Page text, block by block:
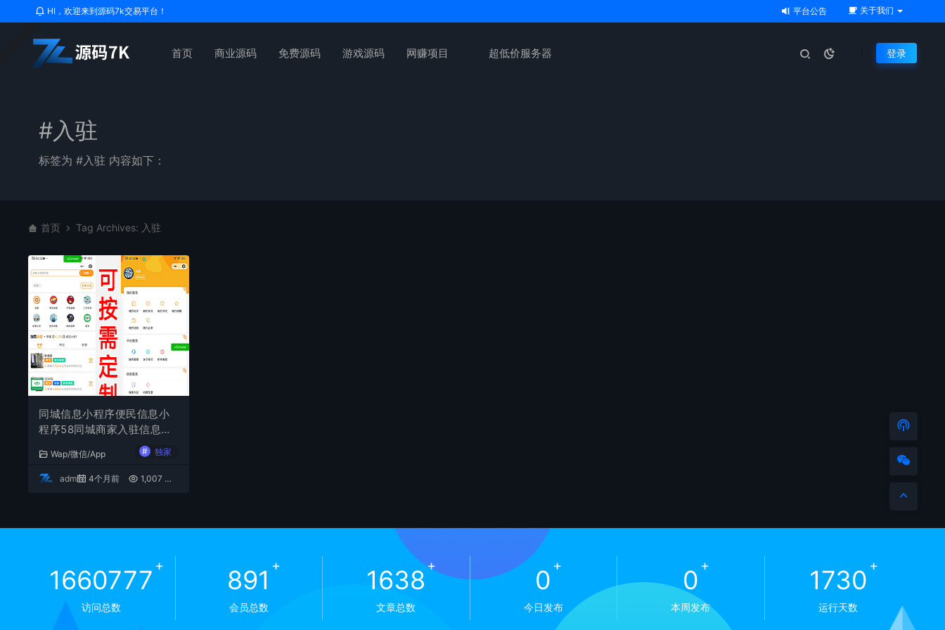
HI，欢迎来到源码7k交易平台！ 平台公告 关于我们
首页 商业源码 免费源码 游戏源码 网赚项目 超低价服务器 登录
#入驻
标签为 #入驻 内容如下：
首页 Tag Archives: 入驻
同城信息小程序便民信息小
程序58同城商家入驻信息发
Wap/微信/App # 独家
admin 4个月前 1,007
1660777 +
访问总数
891 +
会员总数
1638+
文章总数
0 +
今日发布
0 +
本周发布
1730 +
运行天数